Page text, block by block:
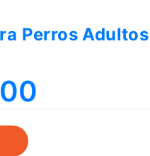
Perros